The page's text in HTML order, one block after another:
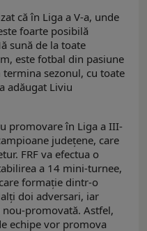
că în Liga a V-a, unde
foarte posibilă
sună de la toate
este fotbal din pasiune
sezonul, cu toate
adăugat Liviu
promovare în Liga a III-
județene, care
FRF va efectua o
a 14 mini-turnee,
formație dintr-o
doi adversari, iar
promovată. Astfel,
echipe vor promova